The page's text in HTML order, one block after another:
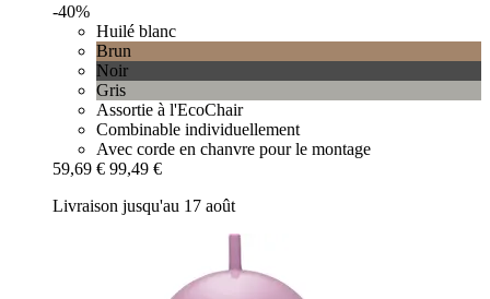
-40%
Huilé blanc
Brun
Noir
Gris
Assortie à l'EcoChair
Combinable individuellement
Avec corde en chanvre pour le montage
59,69 € 99,49 €
Livraison jusqu'au 17 août